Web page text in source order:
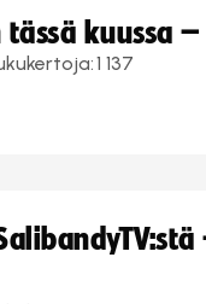
tässä kuussa
1 137